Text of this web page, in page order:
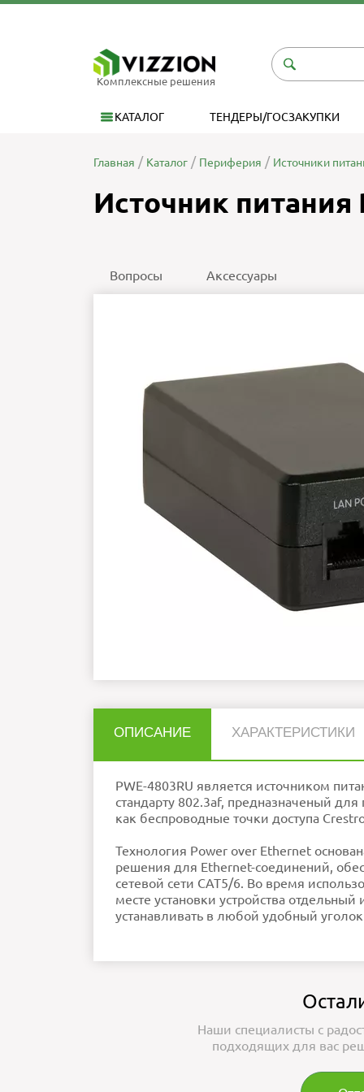
Комплексные решения
КАТАЛОГ ТЕНДЕРЫ/ГОСЗАКУПКИ
Главная Каталог Периферия Источники
Источник питания
Вопросы Аксессуары
ОПИСАНИЕ ХАРАКТЕРИСТИКИ
PWE-4803RU является источником
стандарту 802.3af, предназначеный
как беспроводные точки доступа
Технология Power over Ethernet
решения для Ethernet-соединений,
сетевой сети CAT5/6. Во время
месте установки устройства
устанавливать в любой удобный уголок
Особенности
Ошибка в описании?
НАПИСАТЬ ОТЗЫВ
Внимание:HTML не поддерживается!
Плохо
Наши специалисты с
подходящих для вас